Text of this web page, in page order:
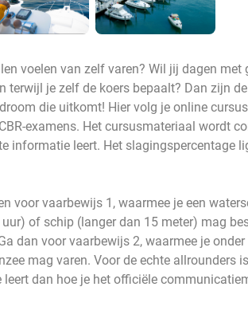
voelen van zelf varen? Wil jij dagen met
terwijl je zelf de koers bepaalt? Dan zijn
die uitkomt! Hier volg je online
examens. Het cursusmateriaal wordt
informatie leert. Het slagingspercentage
voor vaarbewijs 1, waarmee je een
of schip (langer dan 15 meter) mag
dan voor vaarbewijs 2, waarmee je
mag varen. Voor de echte allrounders
dan hoe je het officiële